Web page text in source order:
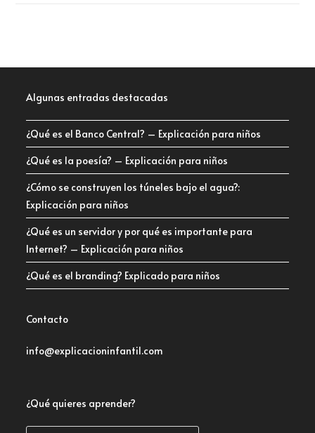
Algunas entradas destacadas
¿Qué es el Banco Central? – Explicación para niños
¿Qué es la poesía? – Explicación para niños
¿Cómo se construyen los túneles bajo el agua?:
Explicación para niños
¿Qué es un servidor y por qué es importante para
Internet? – Explicación para niños
¿Qué es el branding? Explicado para niños
Contacto
info@explicacioninfantil.com
¿Qué quieres aprender?